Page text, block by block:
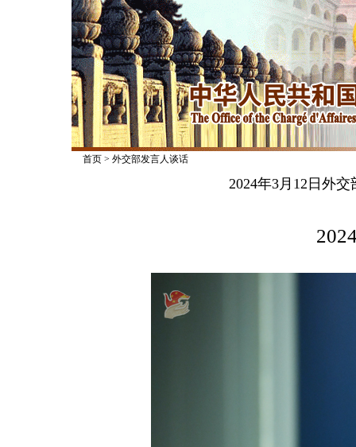
首页> 外交部发言人谈话
2024年3月12日外